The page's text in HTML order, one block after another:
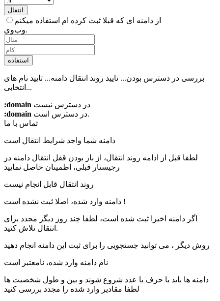
انتقال
از دامنه ای که قبلا ثبت کرده ام استفاده میکنم
وب‌وی.
استفاده
بررسی در دسترس بودن... تایید روند انتقال دامنه... تایید نام های
انتخابی...
:domain در دسترس نیست
:domain
در دسترس است.
تماس با ما
دامنه شما واجد شرایط انتقال است
لطفا قبل از ادامه روند انتقال، از باز بودن قفل انتقال دامنه در
رجیستار قبلی، اطمینان حاصل نمایید
روند انتقال قابل انجام نیست
دامنه وارد شده، اصلا ثبت نشده است !
اگر دامنه اخیرا ثبت شده است، لطفا چند روز دیگر مجدد برای
انتقال تلاش کنید.
روش دیگر ، می توانید جستجویی را برای ثبت این دامنه انجام دهید
نام دامنه وارد شده، نامعتبر است
دامنه ها باید با حرف یا عدد شروع شوند و بین و طول شخصیت ها
لطفا مقادیر وارد شده را مجدد بررسی کنید